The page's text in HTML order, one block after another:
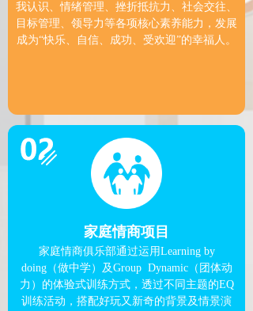
我认识、情绪管理、挫折抵抗力、社会交往、
目标管理、领导力等各项核心素养能力，发展
成为“快乐、自信、成功、受欢迎”的幸福人。
家庭情商项目
家庭情商俱乐部通过运用Learning by
doing（做中学）及Group Dynamic（团体动
力）的体验式训练方式，透过不同主题的EQ
训练活动，搭配好玩又新奇的背景及情景演